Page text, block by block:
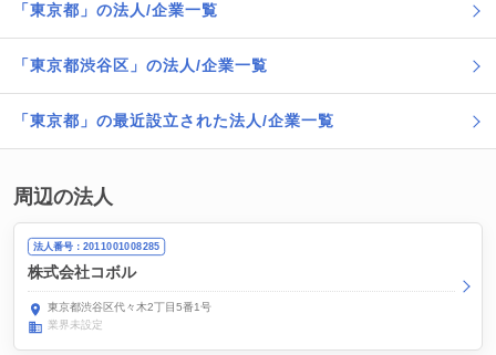
「東京都」の法人/企業一覧
「東京都渋谷区」の法人/企業一覧
「東京都」の最近設立された法人/企業一覧
周辺の法人
法人番号：2011001008285
株式会社コボル
東京都渋谷区代々木2丁目5番1号
業界未設定